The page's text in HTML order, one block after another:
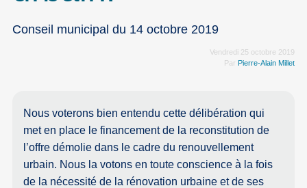
Conseil municipal du 14 octobre 2019
Vendredi 25 octobre 2019
Par Pierre-Alain Millet
Nous voterons bien entendu cette délibération qui
met en place le financement de la reconstitution de
l’offre démolie dans le cadre du renouvellement
urbain. Nous la votons en toute conscience à la fois
de la nécessité de la rénovation urbaine et de ses